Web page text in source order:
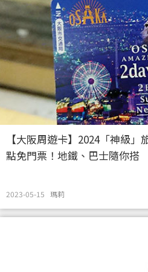
【大阪周遊卡】2024「神級
點免門票！地鐵、巴士隨你搭
2023-05-15 瑪莉